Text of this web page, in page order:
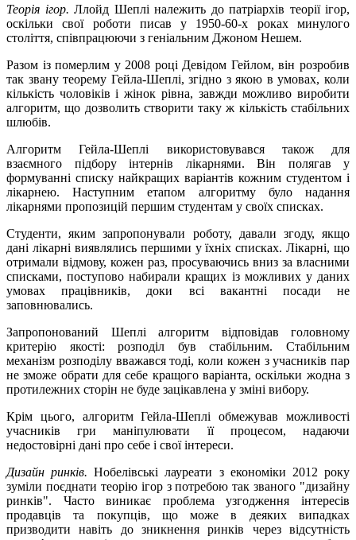
Теорія ігор. Ллойд Шеплі належить до патріархів теорії ігор,
оскільки свої роботи писав у 1950-60-х роках минулого
століття, співпрацюючи з геніальним Джоном Нешем.
Разом із померлим у 2008 році Девідом Гейлом, він розробив
так звану теорему Гейла-Шеплі, згідно з якою в умовах, коли
кількість чоловіків і жінок рівна, завжди можливо виробити
алгоритм, що дозволить створити таку ж кількість стабільних
шлюбів.
Алгоритм Гейла-Шеплі використовувався також для
взаємного підбору інтернів лікарнями. Він полягав у
формуванні списку найкращих варіантів кожним студентом і
лікарнею. Наступним етапом алгоритму було надання
лікарнями пропозицій першим студентам у своїх списках.
Студенти, яким запропонували роботу, давали згоду, якщо
дані лікарні виявлялись першими у їхніх списках. Лікарні, що
отримали відмову, кожен раз, просуваючись вниз за власними
списками, поступово набирали кращих із можливих у даних
умовах працівників, доки всі вакантні посади не
заповнювались.
Запропонований Шеплі алгоритм відповідав головному
критерію якості: розподіл був стабільним. Стабільним
механізм розподілу вважався тоді, коли кожен з учасників пар
не зможе обрати для себе кращого варіанта, оскільки жодна з
протилежних сторін не буде зацікавлена у зміні вибору.
Крім цього, алгоритм Гейла-Шеплі обмежував можливості
учасників гри маніпулювати її процесом, надаючи
недостовірні дані про себе і свої інтереси.
Дизайн ринків.Нобелівські лауреати з економіки 2012 року
зуміли поєднати теорію ігор з потребою так званого "дизайну
ринків". Часто виникає проблема узгодження інтересів
продавців та покупців, що може в деяких випадках
призводити навіть до зникнення ринків через відсутність